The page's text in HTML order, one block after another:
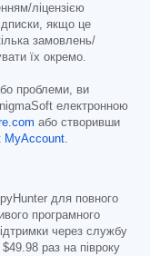
ліцензією
якщо це
замовлень/
їх окремо.
проблеми, ви
електронною
або створивши
MyAccount.
для повного
програмного
через службу
$49.98 раз на півроку